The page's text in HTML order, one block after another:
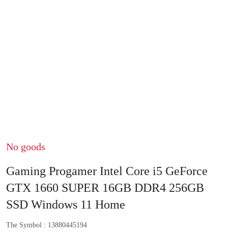
No goods
Gaming Progamer Intel Core i5 GeForce
GTX 1660 SUPER 16GB DDR4 256GB
SSD Windows 11 Home
The Symbol : 13880445194